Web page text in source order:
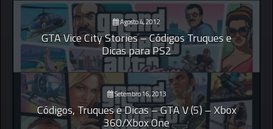
Agosto 4, 2012
GTA Vice City Stories – Códigos Truques e
Dicas para PS2
Setembro 16, 2013
Códigos, Truques e Dicas – GTA V (5) – Xbox
360/Xbox One